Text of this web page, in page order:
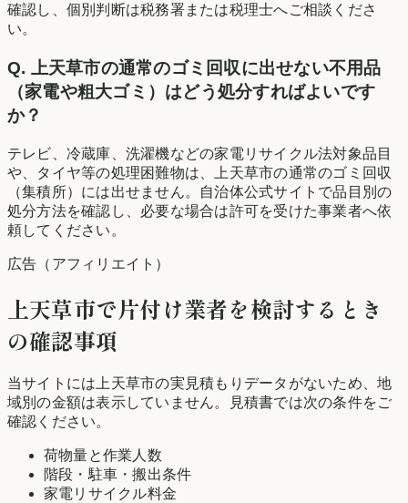
確認し、個別判断は税務署または税理士へご相談くださ
い。
Q.
上天草市の通常のゴミ回収に出せない不用品
（家電や粗大ゴミ）はどう処分すればよいです
か？
テレビ、冷蔵庫、洗濯機などの家電リサイクル法対象品目
や、タイヤ等の処理困難物は、上天草市の通常のゴミ回収
（集積所）には出せません。自治体公式サイトで品目別の
処分方法を確認し、必要な場合は許可を受けた事業者へ依
頼してください。
広告（アフィリエイト）
上天草市で片付け業者を検討するとき
の確認事項
当サイトには 上天草市の実見積もりデータがないため、地
域別の金額は表示していません。見積書では次の条件をご
確認ください。
荷物量と作業人数
階段・駐車・搬出条件
家電リサイクル料金